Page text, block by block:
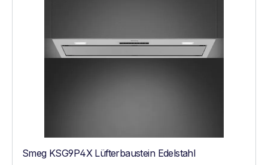
Smeg KSG9P4X Lüfterbaustein Edelstahl